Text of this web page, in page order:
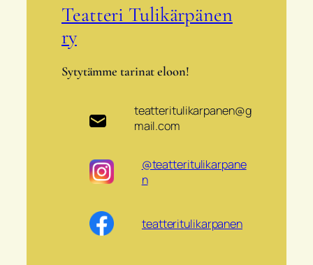
Teatteri Tulikärpänen
ry
Sytytämme tarinat eloon!
teatteritulikarpanen@g
mail.com
@teatteritulikarpane
n
teatteritulikarpanen